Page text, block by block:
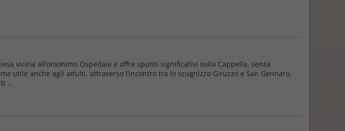
vicina all’omonimo Ospedale e offre spunti significativi sulla Cappella, senza
utile anche agli adulti, attraverso l’incontro tra lo scugnizzo Giruzzo e San Gennaro,
...